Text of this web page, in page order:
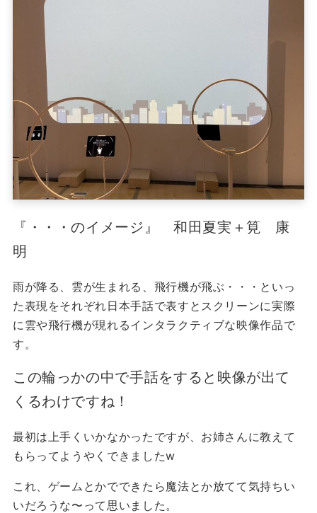
『・・・のイメージ』 和田夏実＋筧 康
明
雨が降る、雲が生まれる、飛行機が飛ぶ・・・といっ
た表現をそれぞれ日本手話で表すとスクリーンに実際
に雲や飛行機が現れるインタラクティブな映像作品で
す。
この輪っかの中で手話をすると映像が出て
くるわけですね！
最初は上手くいかなかったですが、お姉さんに教えて
もらってようやくできましたw
これ、ゲームとかでできたら魔法とか放てて気持ちい
いだろうな〜って思いました。